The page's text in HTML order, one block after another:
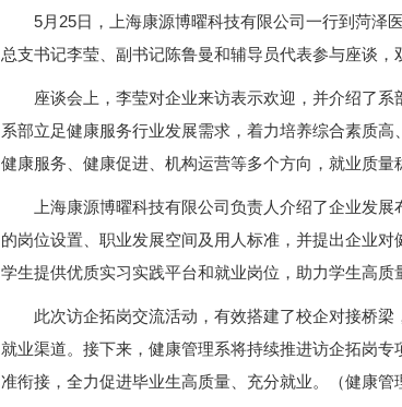
5月25日，上海康源博曜科技有限公司一行到菏泽
总支书记李莹、副书记陈鲁曼和辅导员代表参与座谈
座谈会上，李莹对企业来访表示欢迎，并介绍了
系部立足健康服务行业发展需求，着力培养综合素质
健康服务、健康促进、机构运营等多个方向，就业质量
上海康源博曜科技有限公司负责人介绍了企业发
的岗位设置、职业发展空间及用人标准，并提出企业
学生提供优质实习实践平台和就业岗位，助力学生高质
此次访企拓岗交流活动，有效搭建了校企对接桥
就业渠道。接下来，健康管理系将持续推进访企拓岗
准衔接，全力促进毕业生高质量、充分就业。（健康管